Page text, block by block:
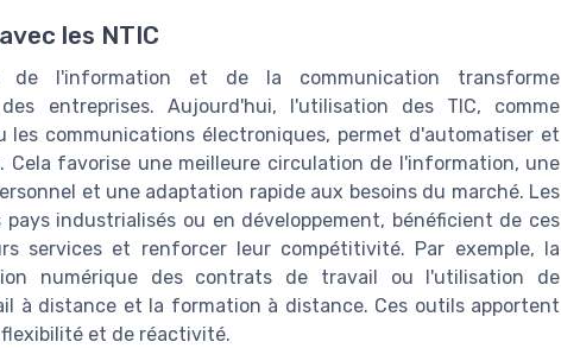
les NTIC
de l'information et de la communication transforme
entreprises. Aujourd'hui, l'utilisation des TIC, comme
communications électroniques, permet d'automatiser et
Cela favorise une meilleure circulation de l'information, une
et une adaptation rapide aux besoins du marché. Les
industrialisés ou en développement, bénéficient de ces
services et renforcer leur compétitivité. Par exemple, la
numérique des contrats de travail ou l'utilisation de
à distance et la formation à distance. Ces outils apportent
et de réactivité.